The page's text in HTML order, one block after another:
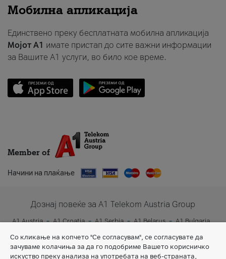
Мобилна апликација
Единствено преку бесплатната мобилна апликација
Мојот A1 имате пристап до сите важни информации
за Вашите A1 услуги, во било кое време.
Member of
Начини на плаќање
Дознај повеќе за A1 Telekom Austria Group
A1 Austria A1 Croatia A1 Serbia A1 Belarus
A1 Bulgaria
Со кликање на копчето "Се согласувам", се согласувате да
зачуваме колачиња за да го подобриме Вашето корисничко
искуство преку анализа на употребата на веб-страната,